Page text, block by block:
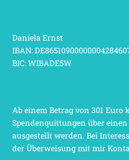
Daniela Ernst
IBAN:
BIC: WIBADE5W
Ab einem Betrag von 301 Euro
Spendenquittungen über
ausgestellt werden. Bei
der Überweisung mit mir